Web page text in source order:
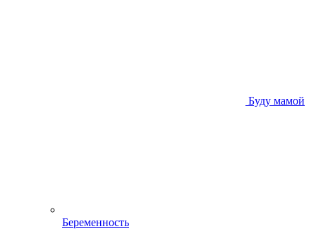
Буду мамой
Беременность